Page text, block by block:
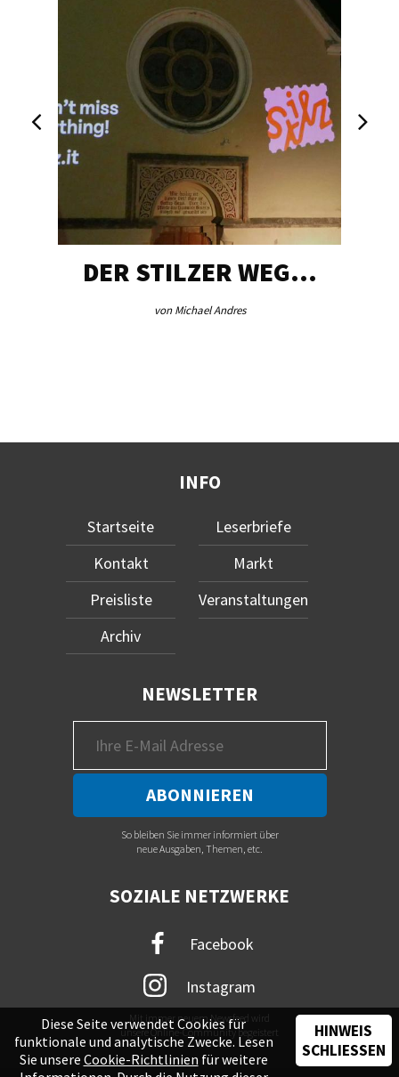
DER STILZER WEG…
von Michael Andres
INFO
Startseite
Kontakt
Preisliste
Archiv
Leserbriefe
Markt
Veranstaltungen
NEWSLETTER
So bleiben Sie immer informiert über
neue Ausgaben, Themen, etc.
SOZIALE NETZWERKE
Facebook
Instagram
Mit immer neuem Newsfeed wird
unsere Online-Community begeistert
Diese Seite verwendet Cookies für
funktionale und analytische Zwecke. Lesen
Sie unsere Cookie-Richtlinien für weitere
HINWEIS
SCHLIESSEN